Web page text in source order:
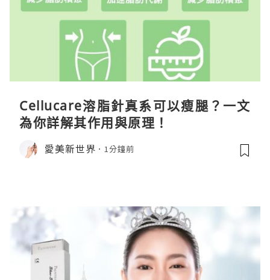
Cellucare溶脂針真系可以瘦腿？一文
為你詳解其作用與原理！
愛美新世界 1分鐘前